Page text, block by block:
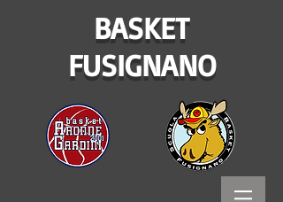
BASKET
FUSIGNANO